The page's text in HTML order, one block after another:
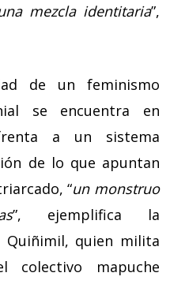
mezcla identitaria”,
de un feminismo
se encuentra en
a un sistema
de lo que apuntan
“un monstruo
”, ejemplifica la
Quiñimil, quien milita
mapuche